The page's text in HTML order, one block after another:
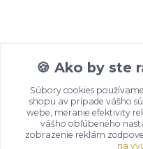
🍪 Ako by ste
Súbory cookies
shopu av prípade vášho
webe, meranie efektivity
vášho obľúbeného
zobrazenie reklám
na